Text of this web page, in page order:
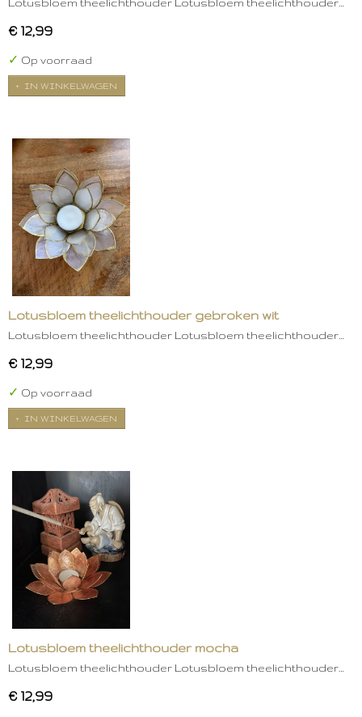
Lotusbloem theelichthouder Lotusbloem theelichthouder…
€ 12,99
✓ Op voorraad
IN WINKELWAGEN
Lotusbloem theelichthouder gebroken wit
Lotusbloem theelichthouder Lotusbloem theelichthouder…
€ 12,99
✓ Op voorraad
IN WINKELWAGEN
Lotusbloem theelichthouder mocha
Lotusbloem theelichthouder Lotusbloem theelichthouder…
€ 12,99